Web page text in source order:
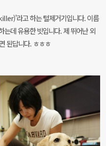
라고 하는 털제거기입니다. 이름
는데 유용한 빗입니다. 제 뛰어난 외
된답니다. ㅎㅎㅎ